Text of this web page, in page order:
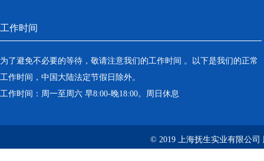
工作时间
为了避免不必要的等待，敬请注意我们的工作时间 。以下是我们的正常
工作时间，中国大陆法定节假日除外。
工作时间：周一至周六 早8:00-晚18:00。周日休息
© 2019 上海抚生实业有限公司